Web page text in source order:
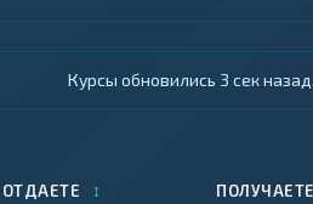
Курсы обновились 4 сек назад.
ОТДАЕТЕ ↕ ПОЛУЧАЕТЕ